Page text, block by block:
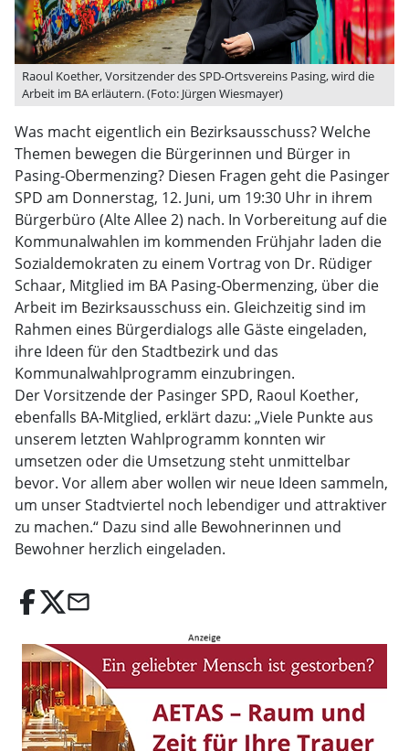
Raoul Koether, Vorsitzender des SPD-Ortsvereins Pasing, wird die
Arbeit im BA erläutern. (Foto: Jürgen Wiesmayer)
Was macht eigentlich ein Bezirksausschuss? Welche
Themen bewegen die Bürgerinnen und Bürger in
Pasing-Obermenzing? Diesen Fragen geht die Pasinger
SPD am Donnerstag, 12. Juni, um 19:30 Uhr in ihrem
Bürgerbüro (Alte Allee 2) nach. In Vorbereitung auf die
Kommunalwahlen im kommenden Frühjahr laden die
Sozialdemokraten zu einem Vortrag von Dr. Rüdiger
Schaar, Mitglied im BA Pasing-Obermenzing, über die
Arbeit im Bezirksausschuss ein. Gleichzeitig sind im
Rahmen eines Bürgerdialogs alle Gäste eingeladen,
ihre Ideen für den Stadtbezirk und das
Kommunalwahlprogramm einzubringen.
Der Vorsitzende der Pasinger SPD, Raoul Koether,
ebenfalls BA-Mitglied, erklärt dazu: „Viele Punkte aus
unserem letzten Wahlprogramm konnten wir
umsetzen oder die Umsetzung steht unmittelbar
bevor. Vor allem aber wollen wir neue Ideen sammeln,
um unser Stadtviertel noch lebendiger und attraktiver
zu machen.“ Dazu sind alle Bewohnerinnen und
Bewohner herzlich eingeladen.
email